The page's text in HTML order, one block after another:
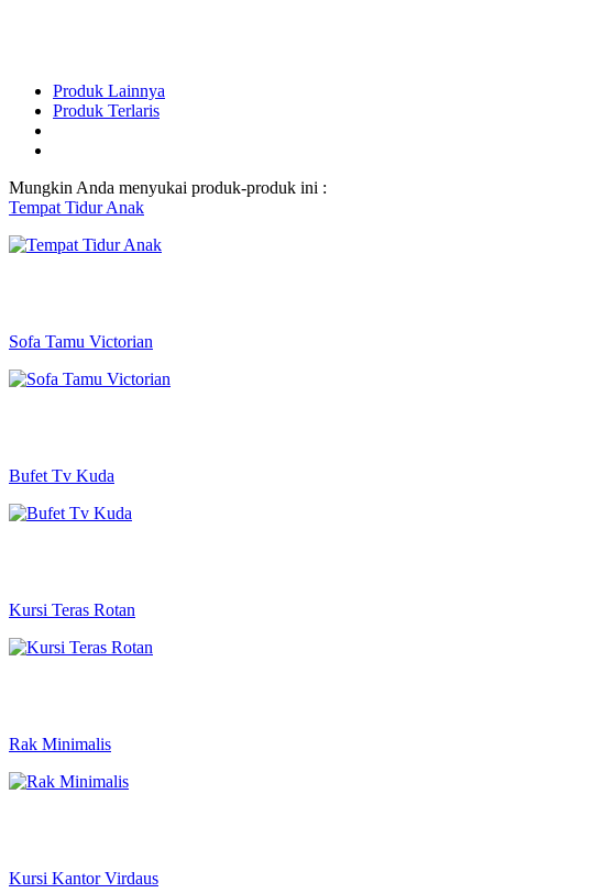
Produk Lainnya
Produk Terlaris
Mungkin Anda menyukai produk-produk ini :
Tempat Tidur Anak
Sofa Tamu Victorian
Bufet Tv Kuda
Kursi Teras Rotan
Rak Minimalis
Kursi Kantor Virdaus